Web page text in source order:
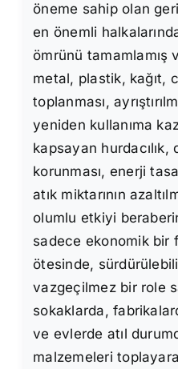
öneme sahip olan
en önemli
ömrünü tamamlamış
metal, plastik, kağıt,
toplanması,
yeniden kullanıma
kapsayan hurdacılık,
korunması, enerji
atık miktarının
olumlu etkiyi
sadece ekonomik bir
ötesinde,
vazgeçilmez bir role
sokaklarda,
ve evlerde atıl
malzemeleri